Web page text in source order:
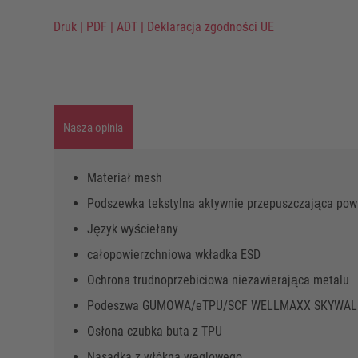
Druk | PDF | ADT | Deklaracja zgodności UE
Nasza opinia
Materiał mesh
Podszewka tekstylna aktywnie przepuszczająca
Język wyściełany
całopowierzchniowa wkładka ESD
Ochrona trudnoprzebiciowa niezawierająca metalu
Podeszwa GUMOWA/eTPU/SCF WELLMAXX
Osłona czubka buta z TPU